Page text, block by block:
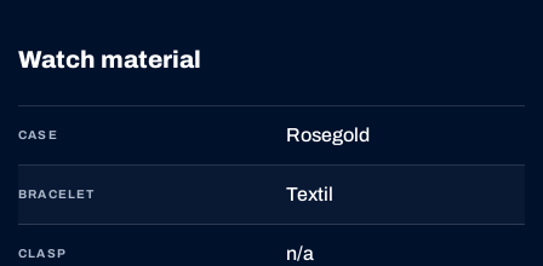
Watch material
CASE Rosegold
BRACELET Textil
CLASP n/a